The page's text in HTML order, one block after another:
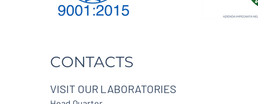
CONTACTS
VISIT OUR LABORATORIES